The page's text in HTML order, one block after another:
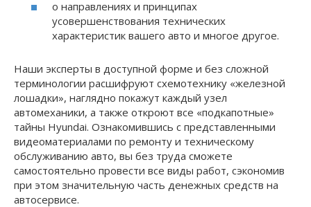
о направлениях и принципах
усовершенствования технических
характеристик вашего авто и многое другое.
Наши эксперты в доступной форме и без сложной
терминологии расшифруют схемотехнику «железной
лошадки», наглядно покажут каждый узел
автомеханики, а также откроют все «подкапотные»
тайны Hyundai. Ознакомившись с представленными
видеоматериалами по ремонту и техническому
обслуживанию авто, вы без труда сможете
самостоятельно провести все виды работ, сэкономив
при этом значительную часть денежных средств на
автосервисе.